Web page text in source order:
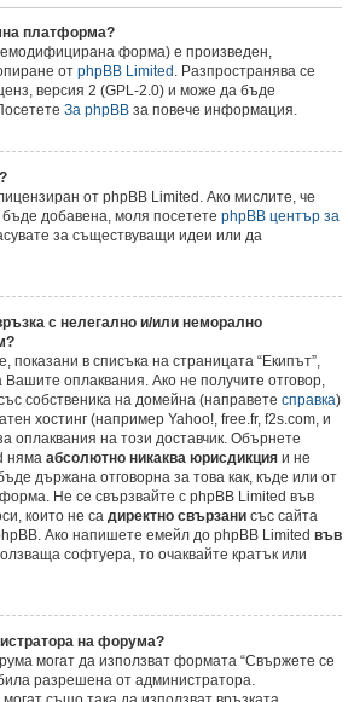
платформа?
форма) е произведен,
от phpBB Limited . Разпространява се
версия 2 (GPL-2.0) и може да бъде
За phpBB за повече информация.
от phpBB Limited. Ако мислите, че
добавена, моля посетете phpBB център за
за съществуващи идеи или да
с нелегално и/или неморално
показани в списъка на страницата “Екипът”,
Вашите оплаквания. Ако не получите отговор,
собственика на домейна (направете справка)
хостинг (например Yahoo!, free.fr, f2s.com, и
оплаквания на този доставчик. Обърнете
няма абсолютно никаква юрисдикция и не
държана отговорна за това как, къде или от
Не се свързвайте с phpBB Limited във
които не са директно свързани със сайта
Ако напишете емейл до phpBB Limited във
софтуера, то очаквайте кратък или
на форума?
могат да използват формата “Свържете се
разрешена от администратора.